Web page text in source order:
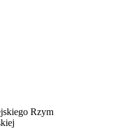
Rzym